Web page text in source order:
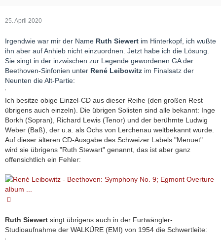
25. April 2020
Irgendwie war mir der Name Ruth Siewert im Hinterkopf, ich wußte
ihn aber auf Anhieb nicht einzuordnen. Jetzt habe ich die Lösung.
Sie singt in der inzwischen zur Legende gewordenen GA der
Beethoven-Sinfonien unter René Leibowitz im Finalsatz der
Neunten die Alt-Partie:
Ich besitze obige Einzel-CD aus dieser Reihe (den großen Rest
übrigens auch einzeln). Die übrigen Solisten sind alle bekannt: Inge
Borkh (Sopran), Richard Lewis (Tenor) und der berühmte Ludwig
Weber (Baß), der u.a. als Ochs von Lerchenau weltbekannt wurde.
Auf dieser älteren CD-Ausgabe des Schweizer Labels "Menuet"
wird sie übrigens "Ruth Stewart" genannt, das ist aber ganz
offensichtlich ein Fehler:
Ruth Siewert singt übrigens auch in der Furtwängler-
Studioaufnahme der WALKÜRE (EMI) von 1954 die Schwertleite: